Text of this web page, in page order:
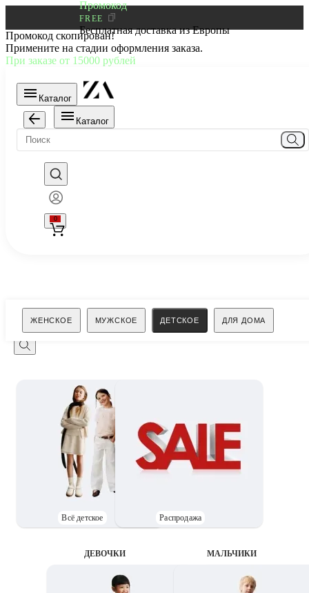
Промокод
FREE
Бесплатная доставка из Европы
Промокод скопирован!
Примените на стадии оформления заказа.
При заказе от 15000 рублей
Каталог
Каталог
0
ЖЕНСКОЕ МУЖСКОЕ ДЕТСКОЕ ДЛЯ ДОМА
Поиск
Всё детское Распродажа
ДЕВОЧКИ MАЛЬЧИКИ